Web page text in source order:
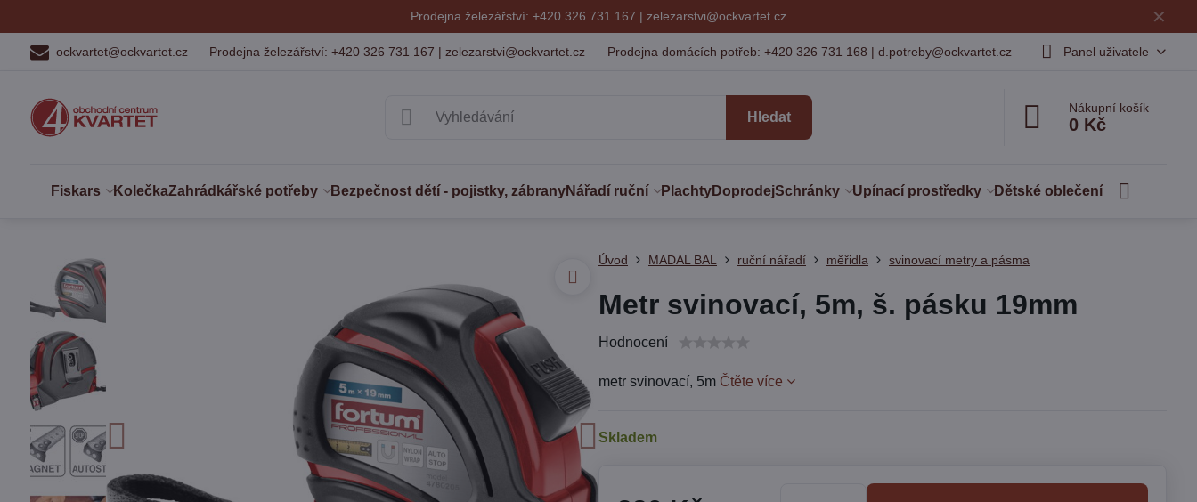
✕
Prodejna železářství: +420 326 731 167 | zelezarstvi@ockvartet.cz
ockvartet@ockvartet.cz Prodejna železářství: +420 326 731 167 | zelezarstvi@ockvartet.cz Prodejna domácích potřeb: +420 326 731 168 | d.potreby@ockvartet.cz Panel uživatele
Hledat
Nákupní košík
0 Kč
Fiskars KolečkaZahrádkářské potřeby Bezpečnost dětí - pojistky, zábranyNářadí ruční PlachtyDoprodejSchránky Upínací prostředky Dětské oblečení
Úvod MADAL BAL ruční nářadí měřidla svinovací metry a pásma
Metr svinovací, 5m, š. pásku 19mm
Hodnocení
metr svinovací, 5m Čtěte více
Skladem